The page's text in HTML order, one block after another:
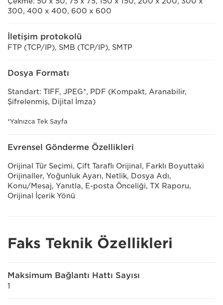
300, 400 x 400, 600 x 600
İletişim protokolü
FTP (TCP/IP), SMB (TCP/IP), SMTP
Dosya Formatı
Standart: TIFF, JPEG*, PDF (Kompakt, Aranabilir,
Şifrelenmiş, Dijital İmza)
*Yalnızca Tek Sayfa
Evrensel Gönderme Özellikleri
Orijinal Tür Seçimi, Çift Taraflı Orijinal, Farklı Boyuttaki
Orijinaller, Yoğunluk Ayarı, Netlik, Dosya Adı,
Konu/Mesaj, Yanıtla, E-posta Önceliği, TX Raporu,
Orijinal İçerik Yönü
Faks Teknik Özellikleri
Maksimum Bağlantı Hattı Sayısı
1